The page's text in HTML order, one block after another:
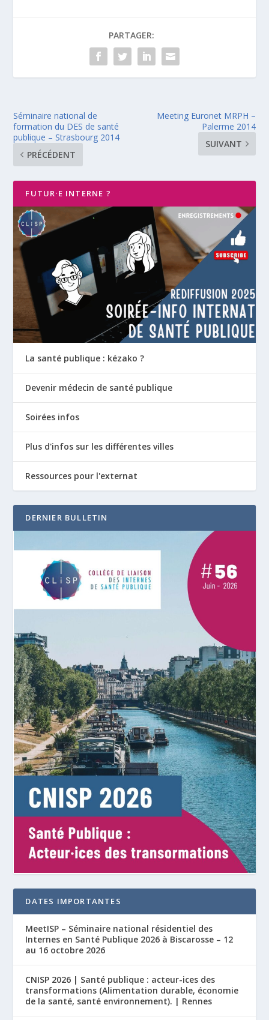
PARTAGER:
Séminaire national de
formation du DES de santé
publique – Strasbourg 2014
PRÉCÉDENT
Meeting Euronet MRPH –
Palerme 2014
SUIVANT
FUTUR·E INTERNE ?
La santé publique : kézako ?
Devenir médecin de santé publique
Soirées infos
Plus d'infos sur les différentes villes
Ressources pour l'externat
DERNIER BULLETIN
DATES IMPORTANTES
MeetISP – Séminaire national résidentiel des
Internes en Santé Publique 2026 à Biscarosse – 12
au 16 octobre 2026
CNISP 2026 | Santé publique : acteur-ices des
transformations (Alimentation durable, économie
de la santé, santé environnement). | Rennes